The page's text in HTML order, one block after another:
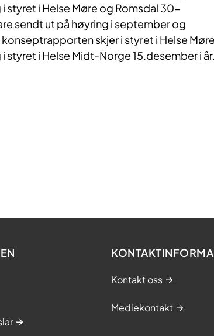
styret i Helse Møre og Romsdal 30-
sendt ut på høyring i september og
skjer i styret i Helse Møre
styret i Helse Midt-Norge 15.desember i år.
Kontakt oss
Mediekontakt